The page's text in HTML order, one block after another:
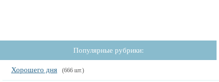
Популярные рубрики:
Хорошего дня (666 шт.)